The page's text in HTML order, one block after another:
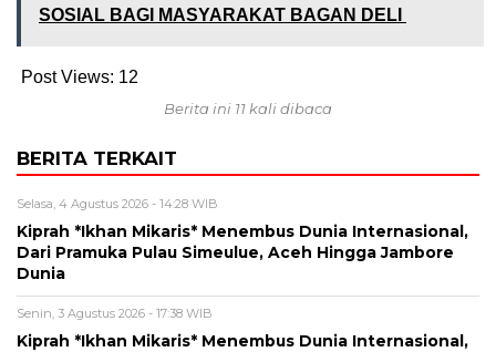
SOSIAL BAGI MASYARAKAT BAGAN DELI
Post Views: 12
Berita ini 11 kali dibaca
BERITA TERKAIT
Selasa, 4 Agustus 2026 - 14:28 WIB
Kiprah *Ikhan Mikaris* Menembus Dunia Internasional,
Dari Pramuka Pulau Simeulue, Aceh Hingga Jambore
Dunia
Senin, 3 Agustus 2026 - 17:38 WIB
Kiprah *Ikhan Mikaris* Menembus Dunia Internasional,